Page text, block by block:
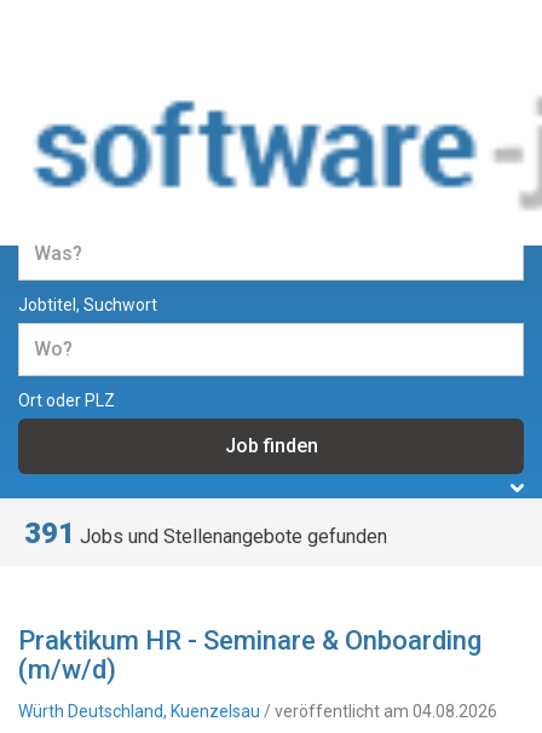
Jobs und Stellenangebote in der
Softwareentwicklung
Jobtitel, Suchwort
Ort oder PLZ
391 Jobs und Stellenangebote gefunden
Praktikum HR - Seminare & Onboarding
(m/w/d)
Würth Deutschland, Kuenzelsau / veröffentlicht am 04.08.2026